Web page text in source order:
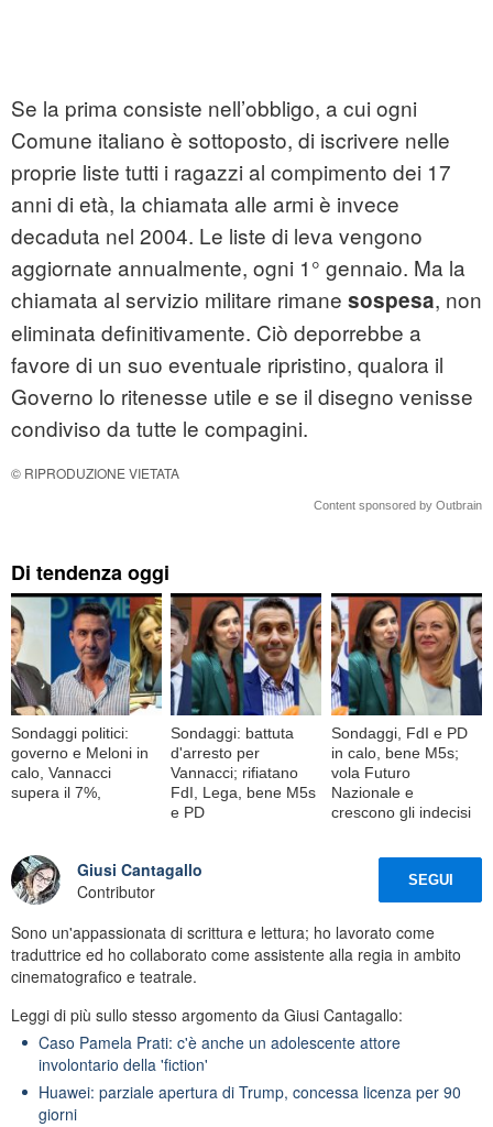
Se la prima consiste nell’obbligo, a cui ogni
Comune italiano è sottoposto, di iscrivere nelle
proprie liste tutti i ragazzi al compimento dei 17
anni di età, la chiamata alle armi è invece
decaduta nel 2004. Le liste di leva vengono
aggiornate annualmente, ogni 1° gennaio. Ma la
chiamata al servizio militare rimane sospesa, non
eliminata definitivamente. Ciò deporrebbe a
favore di un suo eventuale ripristino, qualora il
Governo lo ritenesse utile e se il disegno venisse
condiviso da tutte le compagini.
© RIPRODUZIONE VIETATA
Content sponsored by Outbrain
Di tendenza oggi
Sondaggi politici:
governo e Meloni in
calo, Vannacci
supera il 7%,
Sondaggi: battuta
d'arresto per
Vannacci; rifiatano
FdI, Lega, bene M5s
e PD
Sondaggi, FdI e PD
in calo, bene M5s;
vola Futuro
Nazionale e
crescono gli indecisi
Giusi Cantagallo
Contributor
SEGUI
Sono un'appassionata di scrittura e lettura; ho lavorato come
traduttrice ed ho collaborato come assistente alla regia in ambito
cinematografico e teatrale.
Leggi di più sullo stesso argomento da Giusi Cantagallo:
Caso Pamela Prati: c'è anche un adolescente attore
involontario della 'fiction'
Huawei: parziale apertura di Trump, concessa licenza per 90
giorni